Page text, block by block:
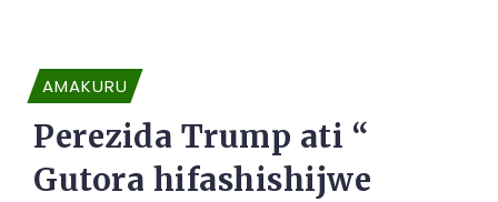
AMAKURU
Perezida Trump ati “
Gutora hifashishijwe